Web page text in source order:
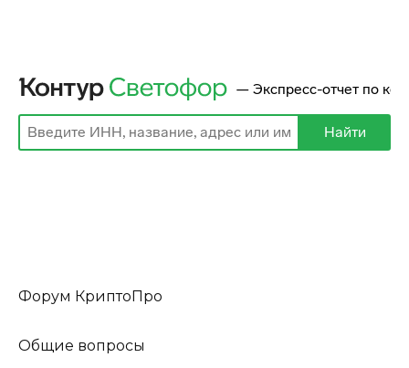
Форум КриптоПро
Общие вопросы